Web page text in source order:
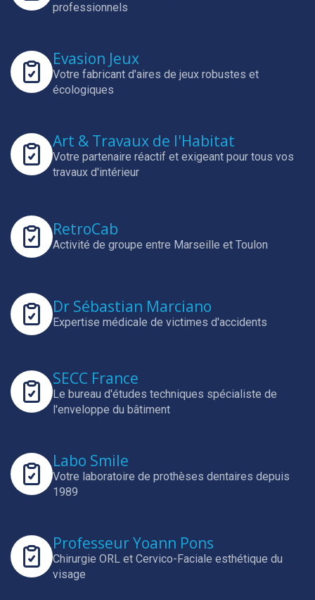
professionnels
Evasion Jeux
Votre fabricant d'aires de jeux robustes et
écologiques
Art & Travaux de l'Habitat
Votre partenaire réactif et exigeant pour tous vos
travaux d'intérieur
RetroCab
Activité de groupe entre Marseille et Toulon
Dr Sébastian Marciano
Expertise médicale de victimes d'accidents
SECC France
Le bureau d'études techniques spécialiste de
l'enveloppe du bâtiment
Labo Smile
Votre laboratoire de prothèses dentaires depuis
1989
Professeur Yoann Pons
Chirurgie ORL et Cervico-Faciale esthétique du
visage